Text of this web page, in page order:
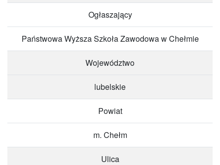
Ogłaszający
Państwowa Wyższa Szkoła Zawodowa w Chełmie
Województwo
lubelskie
Powiat
m. Chełm
Ulica